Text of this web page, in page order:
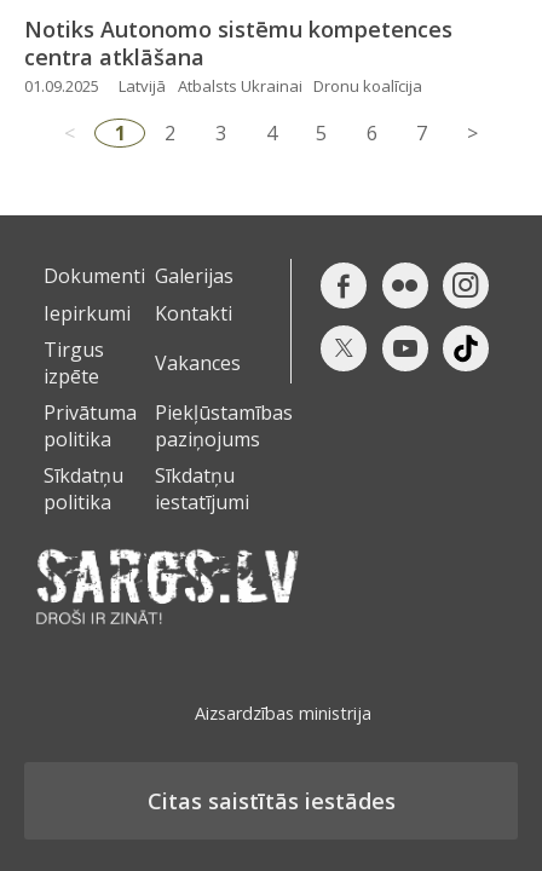
Notiks Autonomo sistēmu kompetences
centra atklāšana
01.09.2025 Latvijā Atbalsts Ukrainai Dronu koalīcija
< 1 2 3 4 5 6 7 >
Dokumenti Galerijas
Iepirkumi
Kontakti
Tirgus
izpēte
Vakances
Privātuma
politika
Piekļūstamības
paziņojums
Sīkdatņu
politika
Sīkdatņu
iestatījumi
Aizsardzības ministrija
Citas saistītās iestādes